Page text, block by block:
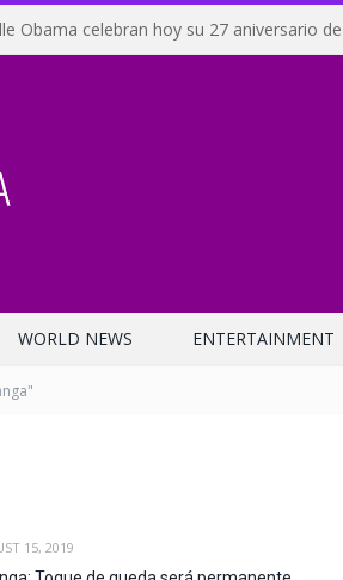
Obama celebran hoy su 27 aniversario
WORLD NEWS ENTERTAINMENT
15, 2019